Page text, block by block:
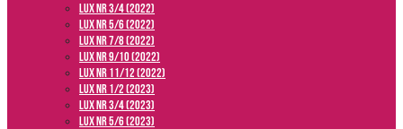
LUX NR 3/4 (2022)
LUX NR 5/6 (2022)
LUX NR 7/8 (2022)
LUX nr 9/10 (2022)
LUX NR 11/12 (2022)
LUX NR 1/2 (2023)
LUX NR 3/4 (2023)
LUX NR 5/6 (2023)